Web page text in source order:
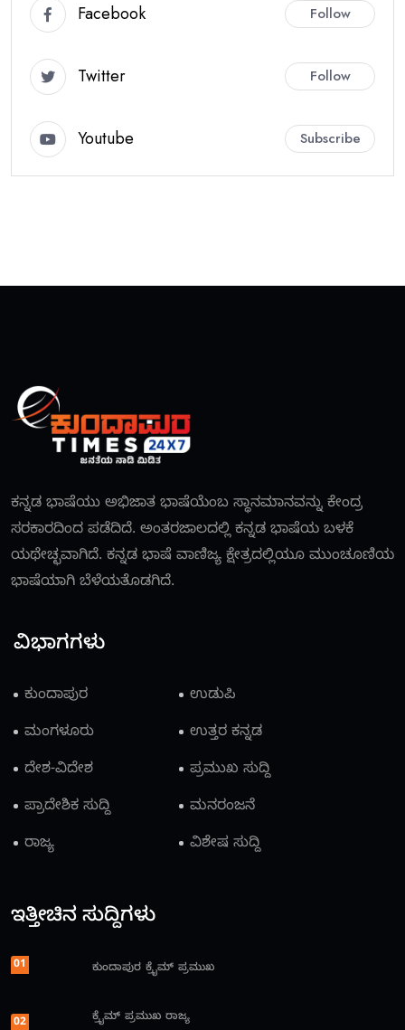
Facebook Follow
Twitter Follow
Youtube Subscribe
ಕನ್ನಡ ಭಾಷೆಯು ಅಭಿಜಾತ ಭಾಷೆಯೆಂಬ ಸ್ಥಾನಮಾನವನ್ನು ಕೇಂದ್ರ
ಸರಕಾರದಿಂದ ಪಡೆದಿದೆ. ಅಂತರಜಾಲದಲ್ಲಿ ಕನ್ನಡ ಭಾಷೆಯ ಬಳಕೆ
ಯಥೇಚ್ಛವಾಗಿದೆ. ಕನ್ನಡ ಭಾಷೆ ವಾಣಿಜ್ಯ ಕ್ಷೇತ್ರದಲ್ಲಿಯೂ ಮುಂಚೂಣಿಯ
ಭಾಷೆಯಾಗಿ ಬೆಳೆಯತೊಡಗಿದೆ.
ವಿಭಾಗಗಳು
ಕುಂದಾಪುರ
ಉಡುಪಿ
ಮಂಗಳೂರು
ಉತ್ತರ ಕನ್ನಡ
ದೇಶ-ವಿದೇಶ
ಪ್ರಮುಖ ಸುದ್ದಿ
ಪ್ರಾದೇಶಿಕ ಸುದ್ದಿ
ಮನರಂಜನೆ
ರಾಜ್ಯ
ವಿಶೇಷ ಸುದ್ದಿ
ಇತ್ತೀಚಿನ ಸುದ್ದಿಗಳು
01 ಕುಂದಾಪುರ ಕ್ರೈಮ್ ಪ್ರಮುಖ
02 ಕ್ರೈಮ್ ಪ್ರಮುಖ ರಾಜ್ಯ